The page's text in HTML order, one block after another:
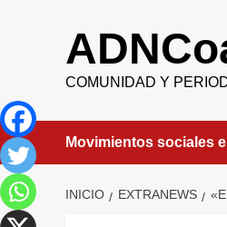
COMUNIDAD Y
Movimientos sociales
INICIO EXTRANEWS